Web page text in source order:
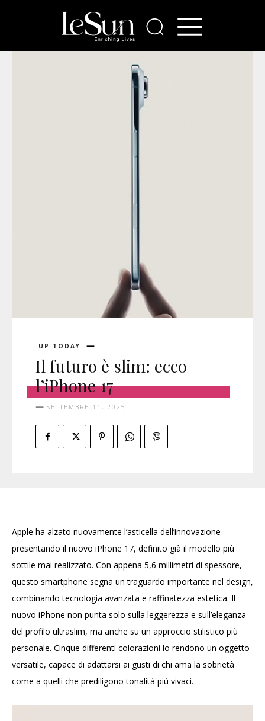
UP TODAY
Il futuro è slim: ecco
l’iPhone 17
SETTEMBRE 11, 2025
Apple ha alzato nuovamente l’asticella dell’innovazione
presentando il nuovo iPhone 17, definito già il modello più
sottile mai realizzato. Con appena 5,6 millimetri di spessore,
questo smartphone segna un traguardo importante nel design,
combinando tecnologia avanzata e raffinatezza estetica. Il
nuovo iPhone non punta solo sulla leggerezza e sull’eleganza
del profilo ultraslim, ma anche su un approccio stilistico più
personale. Cinque differenti colorazioni lo rendono un oggetto
versatile, capace di adattarsi ai gusti di chi ama la sobrietà
come a quelli che prediligono tonalità più vivaci.